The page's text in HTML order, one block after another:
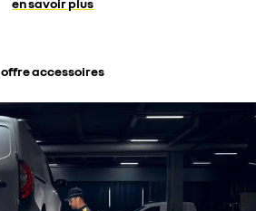
en savoir plus
offre accessoires